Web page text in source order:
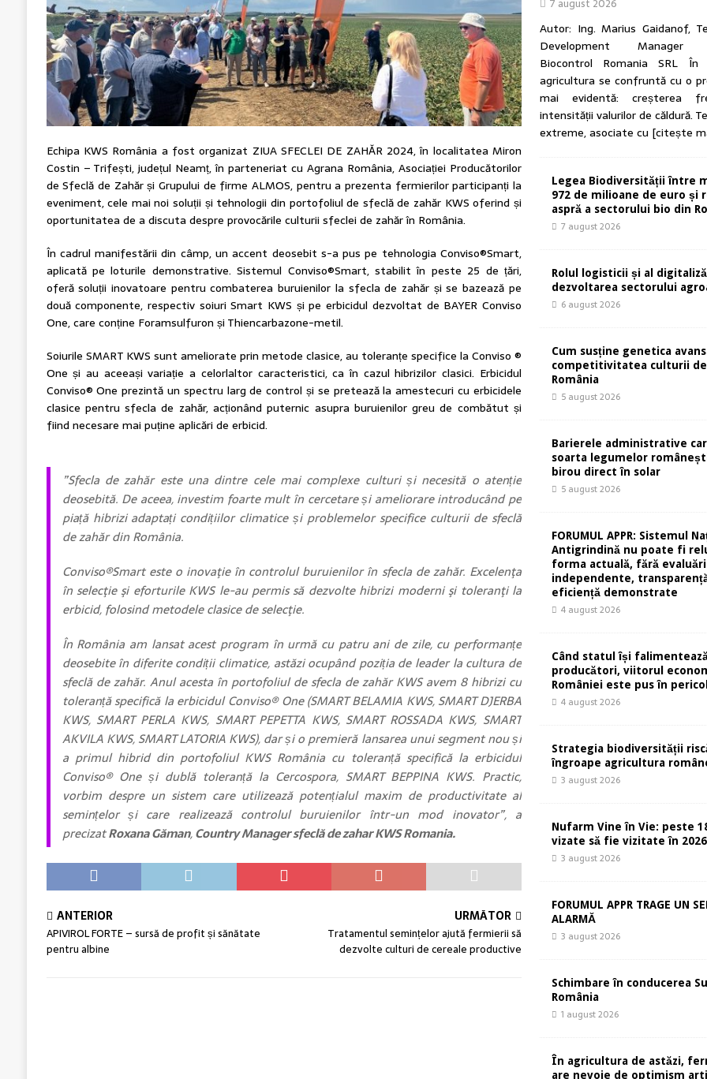
Echipa KWS România a fost organizat ZIUA SFECLEI DE ZAHĂR 2024, în localitatea Miron
Costin – Trifești, județul Neamț, în parteneriat cu Agrana România, Asociației Producătorilor
de Sfeclă de Zahăr și Grupului de firme ALMOS, pentru a prezenta fermierilor participanți la
eveniment, cele mai noi soluții și tehnologii din portofoliul de sfeclă de zahăr KWS oferind și
oportunitatea de a discuta despre provocările culturii sfeclei de zahăr în România.
În cadrul manifestării din câmp, un accent deosebit s-a pus pe tehnologia Conviso®Smart,
aplicată pe loturile demonstrative. Sistemul Conviso®Smart, stabilit în peste 25 de țări,
oferă soluții inovatoare pentru combaterea buruienilor la sfecla de zahăr și se bazează pe
două componente, respectiv soiuri Smart KWS și pe erbicidul dezvoltat de BAYER Conviso
One, care conține Foramsulfuron și Thiencarbazone-metil.
Soiurile SMART KWS sunt ameliorate prin metode clasice, au toleranțe specifice la Conviso ®
One și au aceeași variație a celorlaltor caracteristici, ca în cazul hibrizilor clasici. Erbicidul
Conviso® One prezintă un spectru larg de control și se pretează la amestecuri cu erbicidele
clasice pentru sfecla de zahăr, acționând puternic asupra buruienilor greu de combătut și
fiind necesare mai puține aplicări de erbicid.
”Sfecla de zahăr este una dintre cele mai complexe culturi și necesită o atenție
deosebită. De aceea, investim foarte mult în cercetare și ameliorare introducând pe
piață hibrizi adaptați condițiilor climatice și problemelor specifice culturii de sfeclă
de zahăr din România.
Conviso®Smart este o inovaţie în controlul buruienilor în sfecla de zahăr. Excelenţa
în selecţie şi eforturile KWS le-au permis să dezvolte hibrizi moderni şi toleranţi la
erbicid, folosind metodele clasice de selecţie.
În România am lansat acest program în urmă cu patru ani de zile, cu performanțe
deosebite în diferite condiții climatice, astăzi ocupând poziția de leader la cultura de
sfeclă de zahăr. Anul acesta în portofoliul de sfecla de zahăr KWS avem 8 hibrizi cu
toleranță specifică la erbicidul Conviso® One (SMART BELAMIA KWS, SMART DJERBA
KWS, SMART PERLA KWS, SMART PEPETTA KWS, SMART ROSSADA KWS, SMART
AKVILA KWS, SMART LATORIA KWS), dar și o premieră lansarea unui segment nou și
a primul hibrid din portofoliul KWS România cu toleranță specifică la erbicidul
Conviso® One și dublă toleranță la Cercospora, SMART BEPPINA KWS. Practic,
vorbim despre un sistem care utilizează potențialul maxim de productivitate al
semințelor și care realizează controlul buruienilor într-un mod inovator”, a
precizatRoxana Găman,Country Manager sfeclă de zahar KWS Romania.
ANTERIOR
APIVIROL FORTE – sursă de profit și sănătate
pentru albine
URMĂTOR
Tratamentul semințelor ajută fermierii să
dezvolte culturi de cereale productive
7 august 2026
Autor: Ing. Marius Gaidanof,
Development Manager
Biocontrol Romania SRL
agricultura se confruntă cu o
mai evidentă: creșterea
intensității valurilor de căldură.
extreme, asociate cu [citește
Legea Biodiversității între
972 de milioane de euro și
aspră a sectorului bio din
7 august 2026
Rolul logisticii și al
dezvoltarea sectorului
6 august 2026
Cum susține genetica
competitivitatea culturii de
România
5 august 2026
Barierele administrative
soarta legumelor
birou direct în solar
5 august 2026
FORUMUL APPR: Sistemul
Antigrindină nu poate fi
forma actuală, fără evaluări
independente,
eficiență demonstrate
4 august 2026
Când statul își
producători, viitorul
României este pus în pericol
4 august 2026
Strategia biodiversității
îngroape agricultura
3 august 2026
Nufarm Vine în Vie: peste
vizate să fie vizitate în
3 august 2026
FORUMUL APPR TRAGE UN
ALARMĂ
3 august 2026
Schimbare în conducerea
România
1 august 2026
În agricultura de astăzi,
are nevoie de optimism